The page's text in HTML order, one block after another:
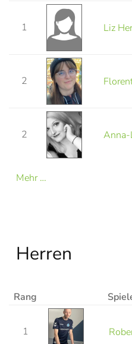
1 Liz
2
2 Anna-
Mehr …
Herren
Rang
1